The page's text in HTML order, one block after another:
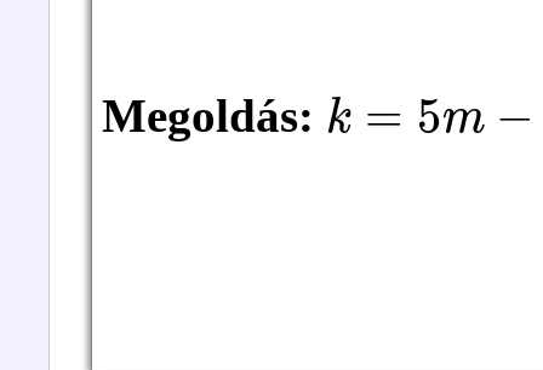
Megoldás: k m